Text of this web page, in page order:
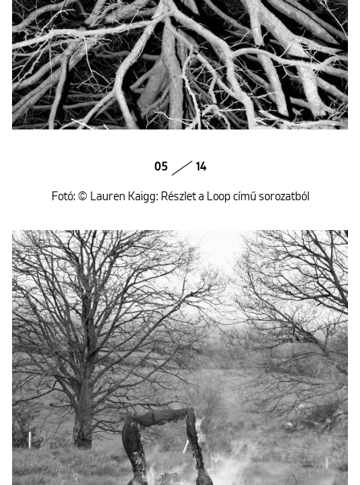
05 14
Fotó: © Lauren Kaigg: Részlet a Loop című sorozatból